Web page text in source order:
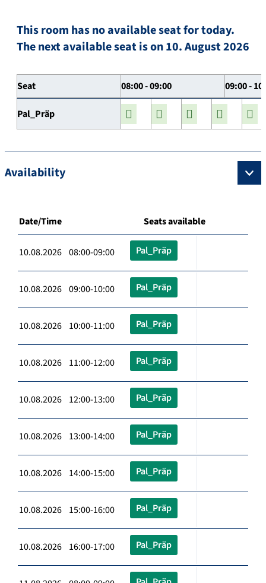
This room has no available seat for today.
The next available seat is on 10. August 2026
Seat 08:00 - 09:00 09:00 -
Pal_Präp
Availability
Date/Time Seats available
10.08.2026 08:00-09:00 Pal_Präp
10.08.2026 09:00-10:00 Pal_Präp
10.08.2026 10:00-11:00 Pal_Präp
10.08.2026 11:00-12:00 Pal_Präp
10.08.2026 12:00-13:00 Pal_Präp
10.08.2026 13:00-14:00 Pal_Präp
10.08.2026 14:00-15:00 Pal_Präp
10.08.2026 15:00-16:00 Pal_Präp
10.08.2026 16:00-17:00 Pal_Präp